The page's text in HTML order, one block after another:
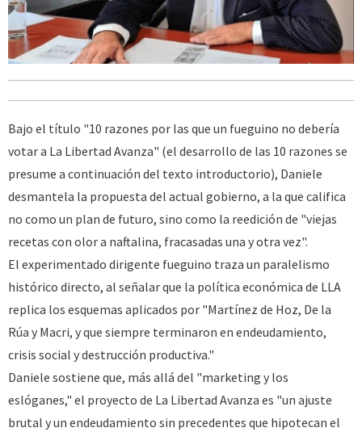
Bajo el título "10 razones por las que un fueguino no debería
votar a La Libertad Avanza" (el desarrollo de las 10 razones se
presume a continuación del texto introductorio), Daniele
desmantela la propuesta del actual gobierno, a la que califica
no como un plan de futuro, sino como la reedición de "viejas
recetas con olor a naftalina, fracasadas una y otra vez".
​El experimentado dirigente fueguino traza un paralelismo
histórico directo, al señalar que la política económica de LLA
replica los esquemas aplicados por "Martínez de Hoz, De la
Rúa y Macri, y que siempre terminaron en endeudamiento,
crisis social y destrucción productiva."
​Daniele sostiene que, más allá del "marketing y los
eslóganes," el proyecto de La Libertad Avanza es "un ajuste
brutal y un endeudamiento sin precedentes que hipotecan el